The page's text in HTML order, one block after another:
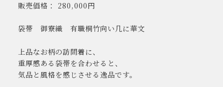
販売価格： 280,000円
袋帯 御寮織 有職桐竹向い几に華文
上品なお柄の訪問着に、
重厚感ある袋帯を合わせると、
気品と風格を感じさせる逸品です。